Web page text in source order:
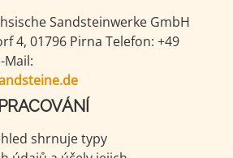
Sandsteinwerke GmbH
Pirna Telefon: +49
Mail:
shrnuje typy